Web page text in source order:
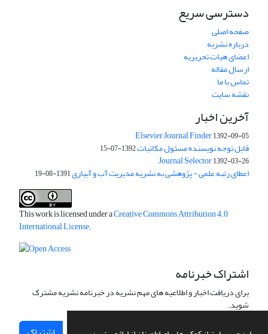
دسترسی سریع
صفحه اصلی
درباره نشریه
اعضای هیات تحریریه
ارسال مقاله
تماس با ما
نقشه سایت
آخرین اخبار
Elsevier Journal Finder1392-09-05
قابل توجه نویسنده مسئول مکاتبات1392-07-15
Journal Selector1392-03-26
اعطای رتبه علمی - پژوهشی به نشریه مدیریت آب و آبیاری1391-08-19
This work is licensed under aCreative Commons Attribution 4.0
International License.
اشتراک خبرنامه
برای دریافت اخبار و اطلاعیه های مهم نشریه در خبرنامه نشریه مشترک
شوید.